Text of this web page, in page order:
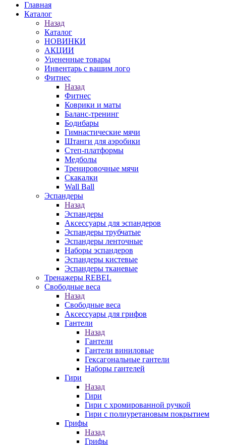
Главная
Каталог
Назад
Каталог
НОВИНКИ
АКЦИИ
Уцененные товары
Инвентарь с вашим лого
Фитнес
Назад
Фитнес
Коврики и маты
Баланс-тренинг
Бодибары
Гимнастические мячи
Штанги для аэробики
Степ-платформы
Медболы
Тренировочные мячи
Скакалки
Wall Ball
Эспандеры
Назад
Эспандеры
Аксессуары для эспандеров
Эспандеры трубчатые
Эспандеры ленточные
Наборы эспандеров
Эспандеры кистевые
Эспандеры тканевые
Тренажеры REBEL
Свободные веса
Назад
Свободные веса
Аксессуары для грифов
Гантели
Назад
Гантели
Гантели виниловые
Гексагональные гантели
Наборы гантелей
Гири
Назад
Гири
Гири с хромированной ручкой
Гири с полиуретановым покрытием
Грифы
Назад
Грифы